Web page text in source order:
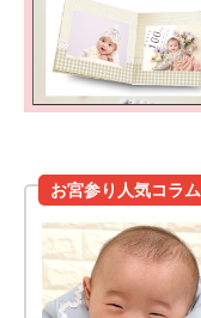
お宮参り人気コラム